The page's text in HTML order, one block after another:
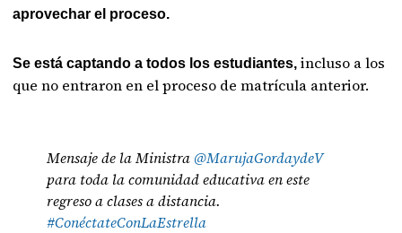
aprovechar el proceso.
Se está captando a todos los estudiantes,incluso a los
que no entraron en el proceso de matrícula anterior.
Mensaje de la Ministra @MarujaGordaydeV
para toda la comunidad educativa en este
regreso a clases a distancia.
#ConéctateConLaEstrella